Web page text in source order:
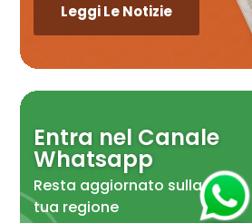
Leggi Le Notizie
Entra nel Canale
Whatsapp
Resta aggiornato sulla
tua regione